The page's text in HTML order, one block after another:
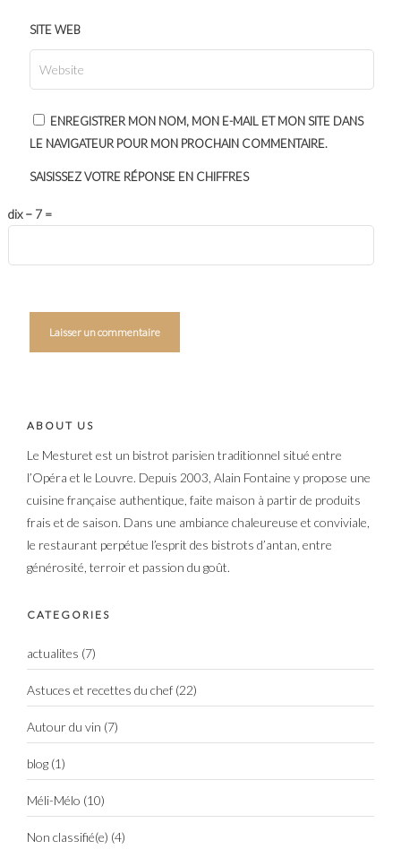
SITE WEB
ENREGISTRER MON NOM, MON E-MAIL ET MON SITE DANS
LE NAVIGATEUR POUR MON PROCHAIN COMMENTAIRE.
SAISISSEZ VOTRE RÉPONSE EN CHIFFRES
dix − 7 =
ABOUT US
Le Mesturet est un bistrot parisien traditionnel situé entre
l’Opéra et le Louvre. Depuis 2003, Alain Fontaine y propose une
cuisine française authentique, faite maison à partir de produits
frais et de saison. Dans une ambiance chaleureuse et conviviale,
le restaurant perpétue l’esprit des bistrots d’antan, entre
générosité, terroir et passion du goût.
CATEGORIES
actualites (7)
Astuces et recettes du chef (22)
Autour du vin (7)
blog (1)
Méli-Mélo (10)
Non classifié(e) (4)